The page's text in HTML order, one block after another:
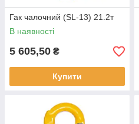
Гак чалочний (SL-13) 21.2т
В наявності
5 605,50 ₴
Купити